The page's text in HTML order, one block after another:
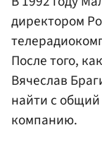
директором
После того,
Вячеслав
найти с
компанию.